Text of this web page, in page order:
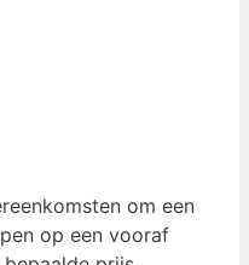
om een
op een vooraf